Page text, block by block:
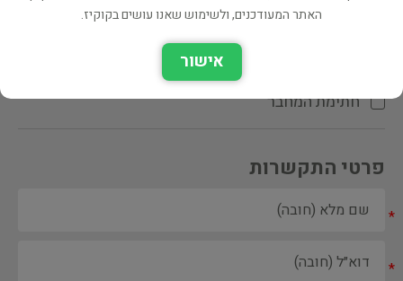
הקדשת המחבר\המתרגם
חתימת המחבר
פרטי התקשרות
*
*
האתר המעודכנים, ולשימוש שאנו עושים בקוקיז.
אישור